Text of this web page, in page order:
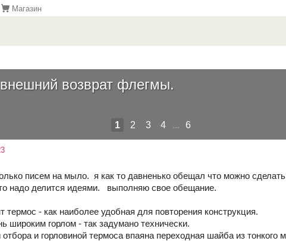
Магазин
возврат флегмы.
1 2 3 4 ... 6
писем на мыло. я как то давненько обещал что можно
надо делится идеями. выполняю свое обещание.
термос - как наиболее удобная для повторения конструкция.
широким горлом - так задумано технически.
и горловиной термоса впаяна переходная шайба из тонкого